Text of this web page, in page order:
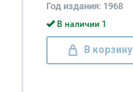
печати
Год издания: 1968
В наличии 1
В корзину